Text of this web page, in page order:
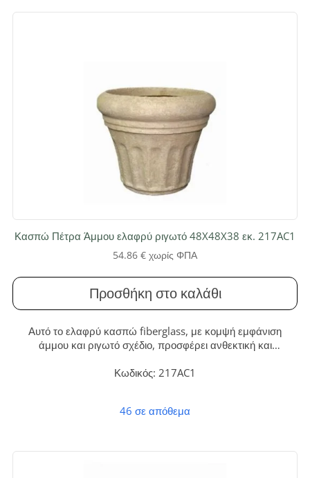
Κασπώ Πέτρα Άμμου ελαφρύ ριγωτό 48X48X38 εκ. 217AC1
54.86 € χωρίς ΦΠΑ
Προσθήκη στο καλάθι
Αυτό το ελαφρύ κασπώ fiberglass, με κομψή εμφάνιση
άμμου και ριγωτό σχέδιο, προσφέρει ανθεκτική και
εσωτερικό ή εξωτερικό χώρο με στυλ και ευκολία.
Κωδικός: 217AC1
46 σε απόθεμα